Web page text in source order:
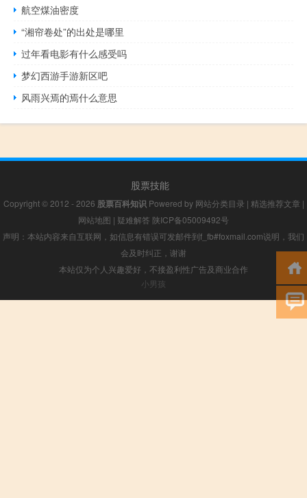
航空煤油密度
“湘帘卷处”的出处是哪里
过年看电影有什么感受吗
梦幻西游手游新区吧
风雨兴焉的焉什么意思
股票技能
Copyright © 2012 - 2026 股票百科知识 Powered by 网站分类目录 | 精选推荐文章 |
网站地图 | 疑难解答 陕ICP备05009492号
声明：本站内容来自互联网，如信息有错误可发邮件到f_fb#foxmail.com说明，我们
会及时纠正，谢谢
本站仅为个人兴趣爱好，不接盈利性广告及商业合作
小男孩